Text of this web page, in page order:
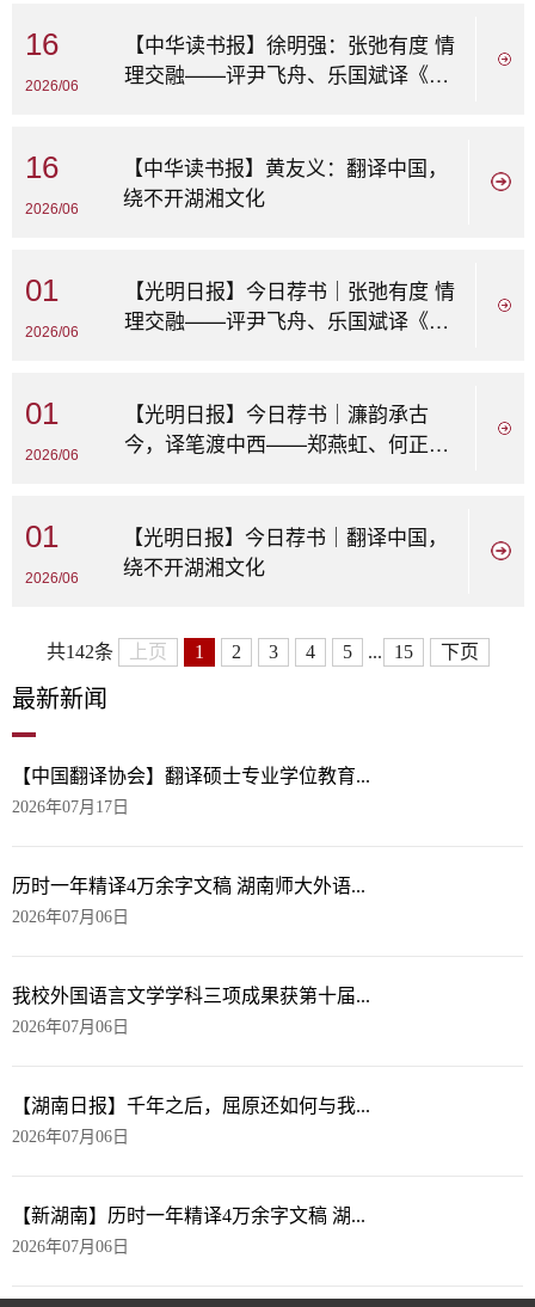
16
2026/06
【中华读书报】徐明强：张弛有度 情
理交融——评尹飞舟、乐国斌译《曾
16
2026/06
【中华读书报】黄友义：翻译中国，
绕不开湖湘文化
01
2026/06
【光明日报】今日荐书｜张弛有度 情
理交融——评尹飞舟、乐国斌译《曾
01
2026/06
【光明日报】今日荐书｜濂韵承古
今，译笔渡中西——郑燕虹、何正兵
01
2026/06
【光明日报】今日荐书｜翻译中国，
绕不开湖湘文化
共142条 上页 1 2 3 4 5 ... 15 下页
最新新闻
【中国翻译协会】翻译硕士专业学位教育...
2026年07月17日
历时一年精译4万余字文稿 湖南师大外语...
2026年07月06日
我校外国语言文学学科三项成果获第十届...
2026年07月06日
【湖南日报】千年之后，屈原还如何与我...
2026年07月06日
【新湖南】历时一年精译4万余字文稿 湖...
2026年07月06日